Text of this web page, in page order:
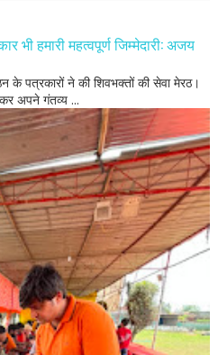
भी हमारी महत्वपूर्ण जिम्मेदारी: अजय
के पत्रकारों ने की शिवभक्तों की सेवा मेरठ।
अपने गंतव्य ...